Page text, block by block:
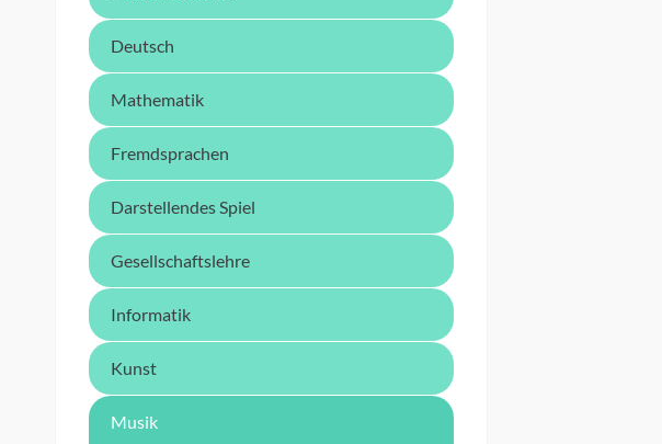
Deutsch
Mathematik
Fremdsprachen
Darstellendes Spiel
Gesellschaftslehre
Informatik
Kunst
Musik